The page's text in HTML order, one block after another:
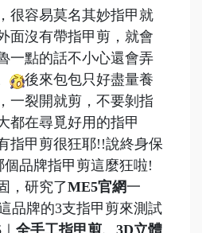
很容易莫名其妙指甲就
面沒有帶指甲剪，就會
一點的話不小心還會弄
後來包包只好盡量養
一裂開就剪，不要剝指
都在尋覓好用的指甲
指甲剪很狂耶!!說終身保
品牌指甲剪這麼狂啦!
，研究了ME5官網一
品牌的3支指甲剪來測試